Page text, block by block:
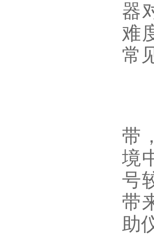
器
难
常
带
境
号
带
助